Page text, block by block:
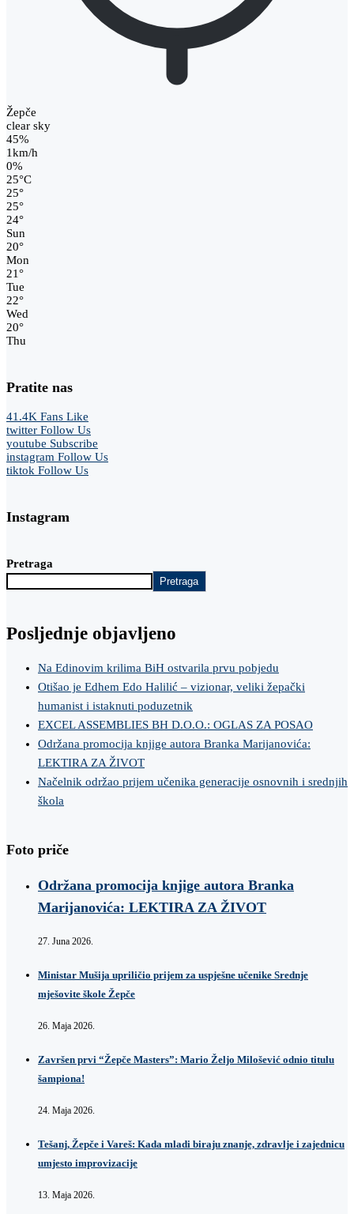
Žepče
clear sky
45%
1km/h
0%
25°C
25°
25°
24°
Sun
20°
Mon
21°
Tue
22°
Wed
20°
Thu
Pratite nas
41.4K Fans Like
twitter Follow Us
youtube Subscribe
instagram Follow Us
tiktok Follow Us
Instagram
Pretraga
Pretraga
Posljednje objavljeno
Na Edinovim krilima BiH ostvarila prvu pobjedu
Otišao je Edhem Edo Halilić – vizionar, veliki žepački
humanist i istaknuti poduzetnik
EXCEL ASSEMBLIES BH D.O.O.: OGLAS ZA POSAO
Održana promocija knjige autora Branka Marijanovića:
LEKTIRA ZA ŽIVOT
Načelnik održao prijem učenika generacije osnovnih i srednjih
škola
Foto priče
Održana promocija knjige autora Branka
Marijanovića: LEKTIRA ZA ŽIVOT
27. Juna 2026.
Ministar Mušija upriličio prijem za uspješne učenike Srednje
mješovite škole Žepče
26. Maja 2026.
Završen prvi “Žepče Masters”: Mario Željo Milošević odnio titulu
šampiona!
24. Maja 2026.
Tešanj, Žepče i Vareš: Kada mladi biraju znanje, zdravlje i zajednicu
umjesto improvizacije
13. Maja 2026.